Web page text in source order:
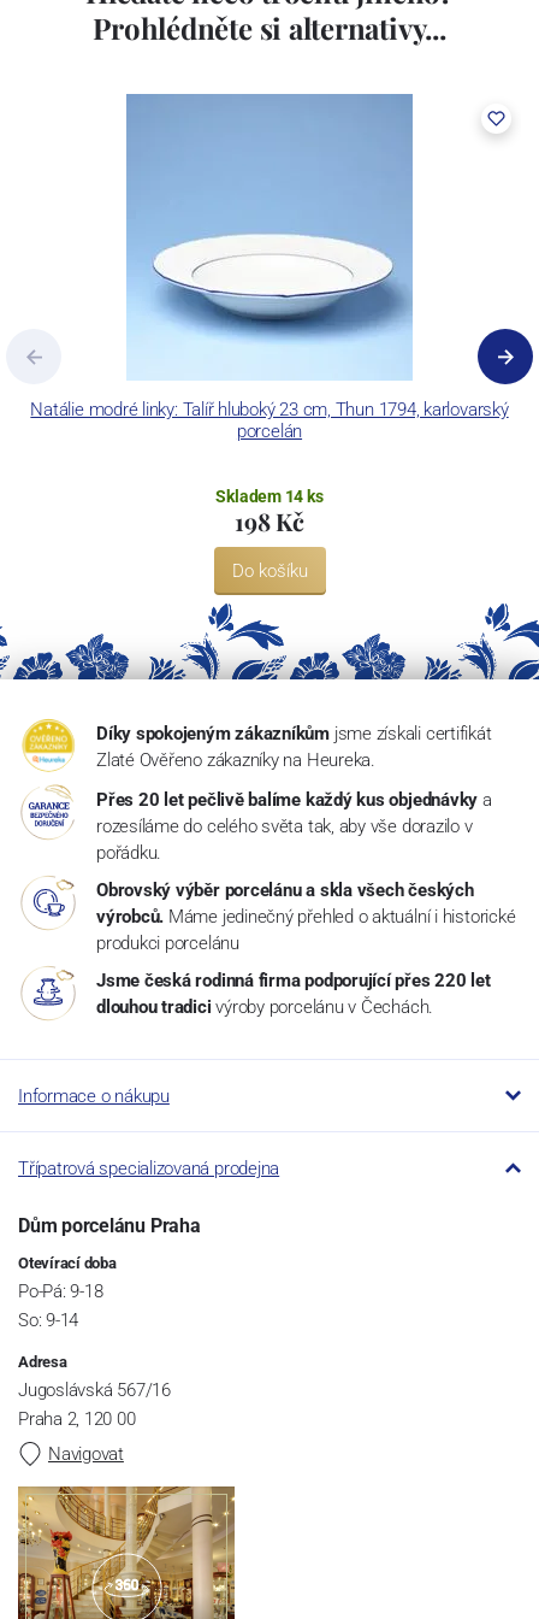
porcelán. V roce 2009 byla zakoupena společností Thun 1794 a.s.
včetně ochranné známky a technologických zařízení. Závod je
pecemi a vtavnou dekorační pecí. Závod je schopen dekorovat své
Prohlédněte si alternativy...
Natálie modré linky: Talíř hluboký 23 cm, Thun 1794, karlovarský
porcelán
Skladem 14 ks
198 Kč
Do košíku
Díky spokojeným zákazníkům jsme získali certifikát
Zlaté Ověřeno zákazníky na Heureka.
Přes 20 let pečlivě balíme každý kus objednávky a
rozesíláme do celého světa tak, aby vše dorazilo v
pořádku.
Obrovský výběr porcelánu a skla všech českých
výrobců. Máme jedinečný přehled o aktuální i historické
produkci porcelánu
Jsme česká rodinná firma podporující přes 220 let
dlouhou tradici výroby porcelánu v Čechách.
Informace o nákupu
Třípatrová specializovaná prodejna
Dům porcelánu Praha
Otevírací doba
Po-Pá: 9-18
So: 9-14
Adresa
Jugoslávská 567/16
Praha 2, 120 00
Navigovat